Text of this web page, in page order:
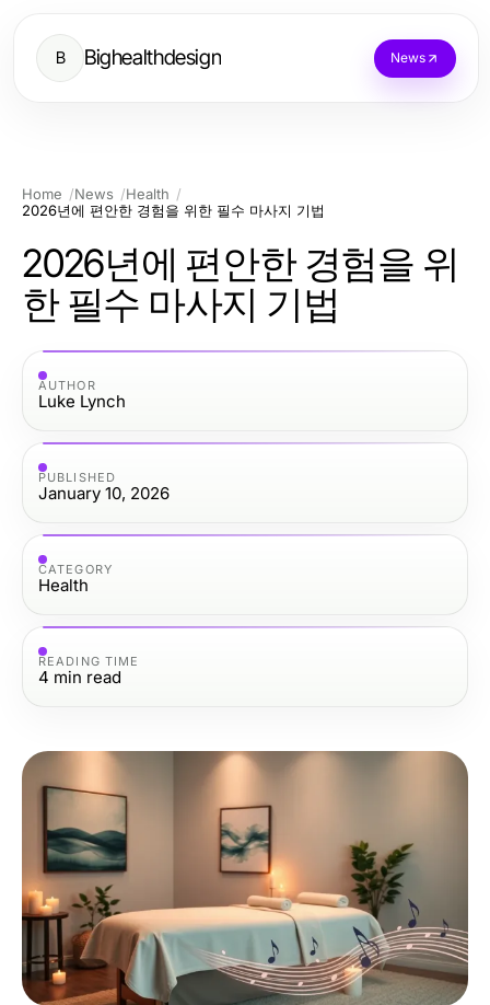
B Bighealthdesign News
Home News
Health
2026년에 편안한 경험을 위한 필수 마사지 기법
2026년에 편안한 경험을 위
한 필수 마사지 기법
AUTHOR
Luke Lynch
PUBLISHED
January 10, 2026
CATEGORY
Health
READING TIME
4 min read